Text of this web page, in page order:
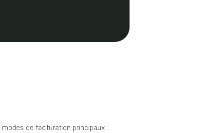
modes de facturation principaux